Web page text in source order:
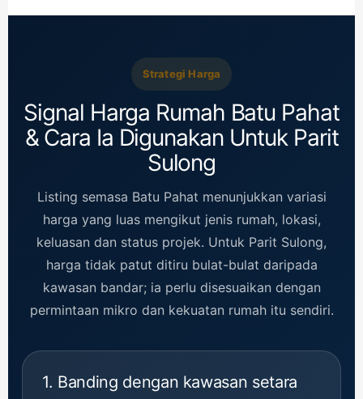
Strategi Harga
Signal Harga Rumah Batu Pahat
& Cara Ia Digunakan Untuk Parit
Sulong
Listing semasa Batu Pahat menunjukkan variasi
harga yang luas mengikut jenis rumah, lokasi,
keluasan dan status projek. Untuk Parit Sulong,
harga tidak patut ditiru bulat-bulat daripada
kawasan bandar; ia perlu disesuaikan dengan
permintaan mikro dan kekuatan rumah itu sendiri.
1. Banding dengan kawasan setara